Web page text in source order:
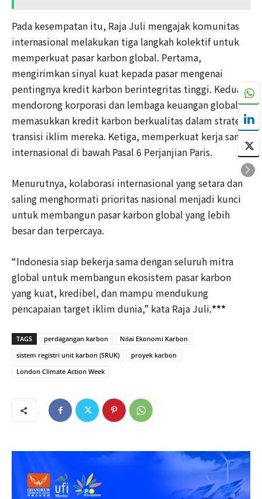
Pada kesempatan itu, Raja Juli mengajak komunitas
internasional melakukan tiga langkah kolektif untuk
memperkuat pasar karbon global. Pertama,
mengirimkan sinyal kuat kepada pasar mengenai
pentingnya kredit karbon berintegritas tinggi. Kedua,
mendorong korporasi dan lembaga keuangan global
memasukkan kredit karbon berkualitas dalam strategi
transisi iklim mereka. Ketiga, memperkuat kerja sama
internasional di bawah Pasal 6 Perjanjian Paris.
Menurutnya, kolaborasi internasional yang setara dan
saling menghormati prioritas nasional menjadi kunci
untuk membangun pasar karbon global yang lebih
besar dan terpercaya.
“Indonesia siap bekerja sama dengan seluruh mitra
global untuk membangun ekosistem pasar karbon
yang kuat, kredibel, dan mampu mendukung
pencapaian target iklim dunia,” kata Raja Juli.***
TAGS perdagangan karbon
Nilai Ekonomi Karbon
sistem registri unit karbon (SRUK)
proyek karbon
London Climate Action Week